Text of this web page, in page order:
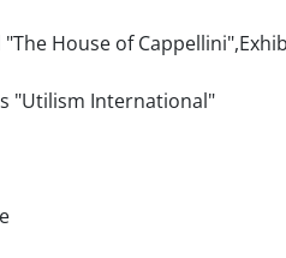
House of
"Utilism International"